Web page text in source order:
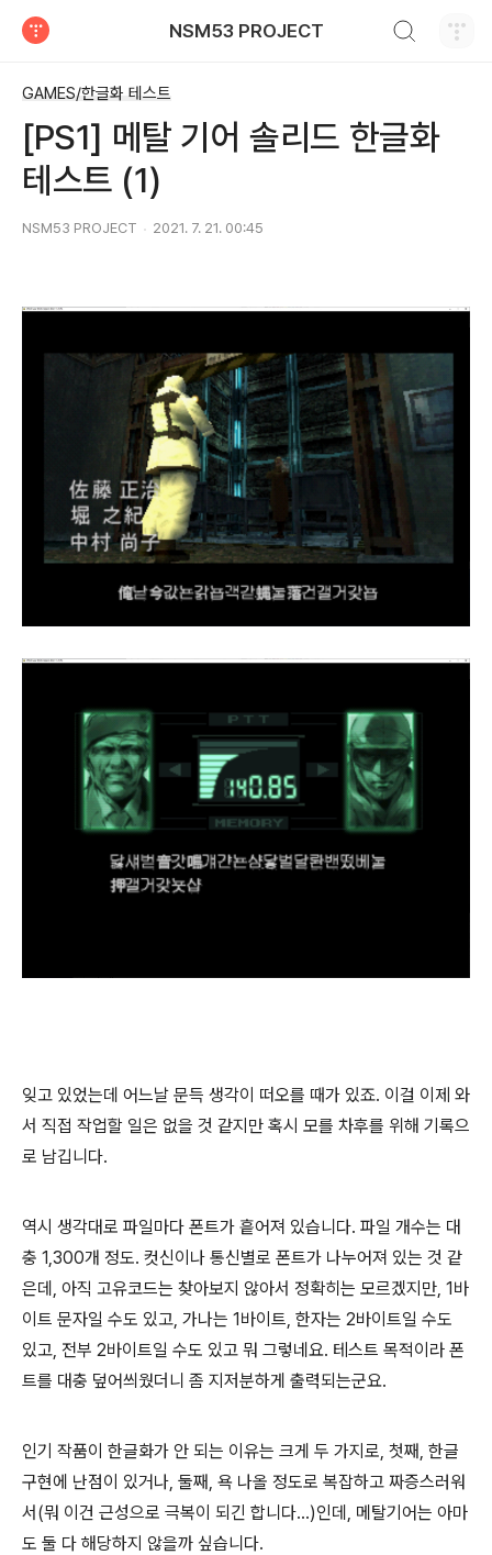
NSM53 PROJECT
GAMES/한글화 테스트
[PS1] 메탈 기어 솔리드 한글화
테스트 (1)
NSM53 PROJECT 2021. 7. 21. 00:45
잊고 있었는데 어느날 문득 생각이 떠오를 때가 있죠. 이걸 이제 와
서 직접 작업할 일은 없을 것 같지만 혹시 모를 차후를 위해 기록으
로 남깁니다.
역시 생각대로 파일마다 폰트가 흩어져 있습니다. 파일 개수는 대
충 1,300개 정도. 컷신이나 통신별로 폰트가 나누어져 있는 것 같
은데, 아직 고유코드는 찾아보지 않아서 정확히는 모르겠지만, 1바
이트 문자일 수도 있고, 가나는 1바이트, 한자는 2바이트일 수도
있고, 전부 2바이트일 수도 있고 뭐 그렇네요. 테스트 목적이라 폰
트를 대충 덮어씌웠더니 좀 지저분하게 출력되는군요.
인기 작품이 한글화가 안 되는 이유는 크게 두 가지로, 첫째, 한글
구현에 난점이 있거나, 둘째, 욕 나올 정도로 복잡하고 짜증스러워
서(뭐 이건 근성으로 극복이 되긴 합니다...)인데, 메탈기어는 아마
도 둘 다 해당하지 않을까 싶습니다.